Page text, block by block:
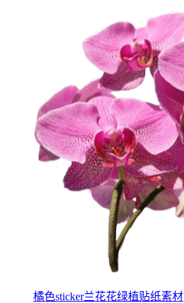
橘色sticker兰花花绿植贴纸素材